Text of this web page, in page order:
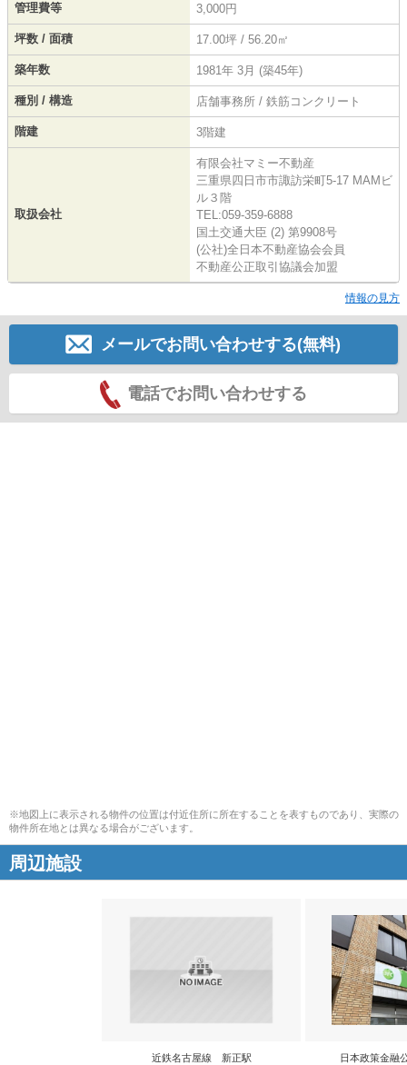
管理費等 3,000円
坪数 / 面積 17.00坪 / 56.20㎡
築年数 1981年 3月 (築45年)
種別 / 構造 店舗事務所 / 鉄筋コンクリート
階建 3階建
取扱会社
有限会社マミー不動産
三重県四日市市諏訪栄町5-17 MAMビ
ル３階
TEL:059-359-6888
国土交通大臣 (2) 第9908号
(公社)全日本不動産協会会員
不動産公正取引協議会加盟
情報の見方
メールでお問い合わせする(無料)
電話でお問い合わせする
※地図上に表示される物件の位置は付近住所に所在することを表すものであり、実際の
物件所在地とは異なる場合がございます。
周辺施設
近鉄名古屋線 新正駅 日本政策金融